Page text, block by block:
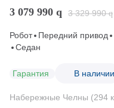
3 079 990 q 3 329 990 q
Робот Передний привод
Седан
Гарантия В наличии
Набережные Челны (294